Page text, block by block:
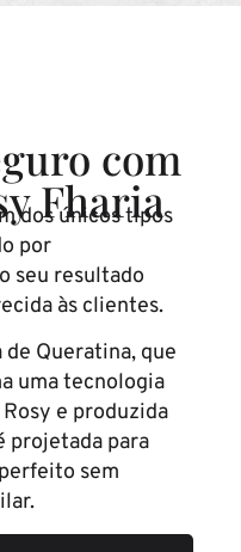
com
Fharia
dos únicos tipos
por
seu resultado
às clientes.
de Queratina, que
uma tecnologia
e produzida
projetada para
sem